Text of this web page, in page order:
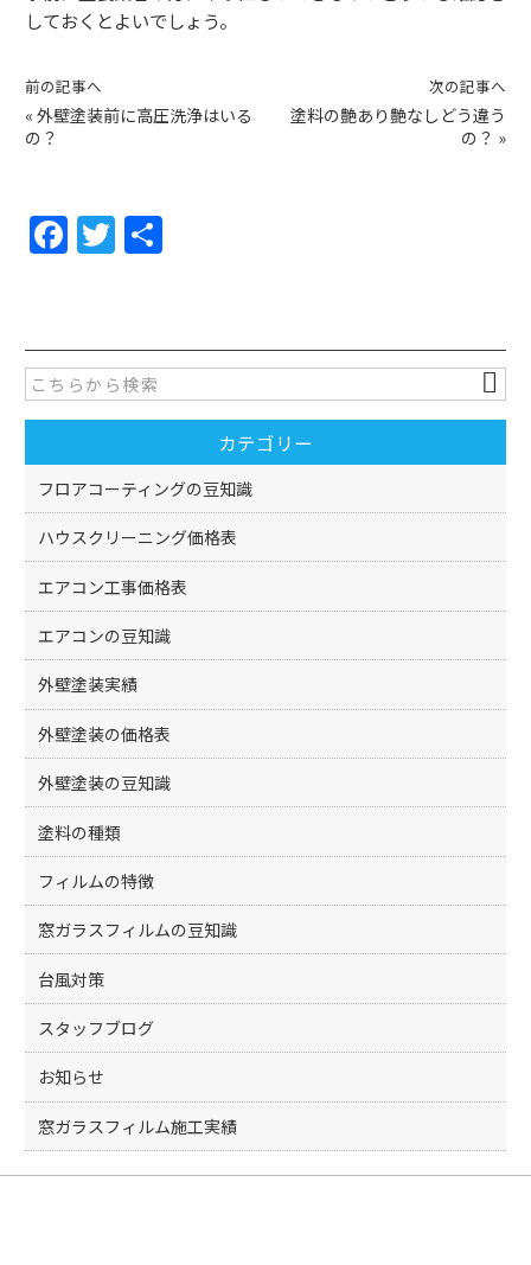
しておくとよいでしょう。
前の記事へ
« 外壁塗装前に高圧洗浄はいる
の？
次の記事へ
塗料の艶あり艶なしどう違う
の？ »
F
a
e
b
o
o
k
T
w
er
カテゴリー
フロアコーティングの豆知識
ハウスクリーニング価格表
エアコン工事価格表
エアコンの豆知識
外壁塗装実績
外壁塗装の価格表
外壁塗装の豆知識
塗料の種類
フィルムの特徴
窓ガラスフィルムの豆知識
台風対策
スタッフブログ
お知らせ
窓ガラスフィルム施工実績